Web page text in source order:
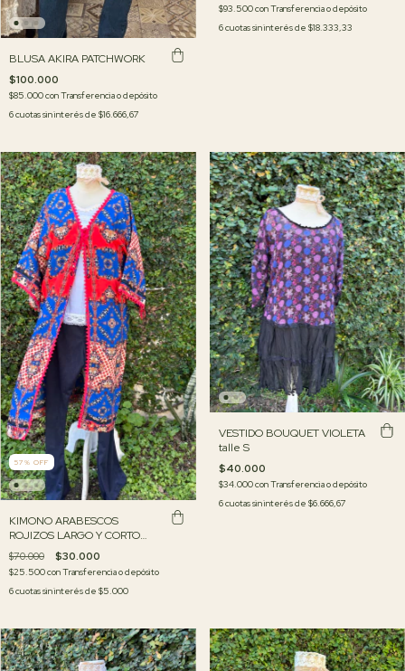
BLUSA AKIRA PATCHWORK
$100.000
$85.000conTransferencia o depósito
6cuotas sin interés de $16.666,67
$93.500conTransferencia o depósito
6cuotas sin interés de $18.333,33
57 % OFF
KIMONO ARABESCOS
ROJIZOS LARGO Y CORTO
TALLES M Y L
$70.000 $30.000
$25.500conTransferencia o depósito
6cuotas sin interés de $5.000
VESTIDO BOUQUET VIOLETA
talle S
$40.000
$34.000conTransferencia o depósito
6cuotas sin interés de $6.666,67